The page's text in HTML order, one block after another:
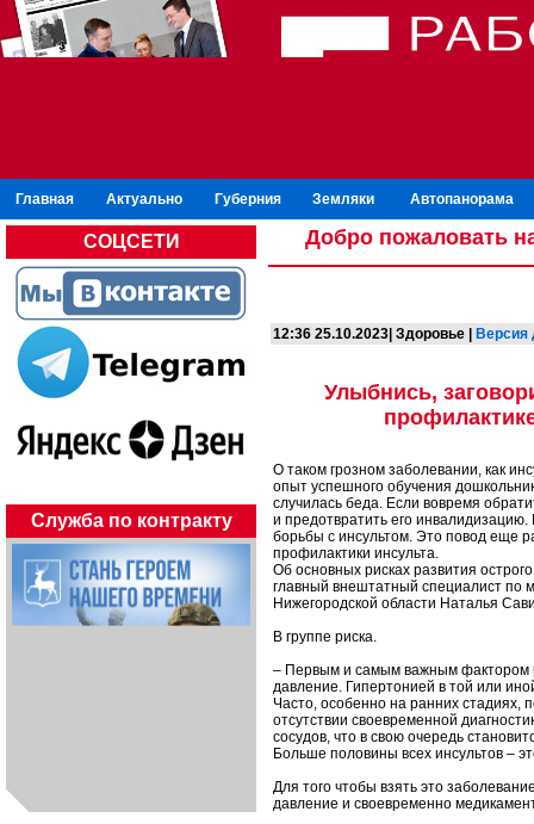
Главная Актуально Губерния Земляки Автопанорама
СОЦСЕТИ
Служба по контракту
Добро пожаловать
12:36 25.10.2023| Здоровье | Версия
Улыбнись,
О таком грозном заболевании, как
опыт успешного обучения
случилась беда. Если вовремя
и предотвратить его
борьбы с инсультом. Это повод еще
профилактики инсульта.
Об основных рисках развития
главный внештатный специалист по
Нижегородской области Наталья
В группе риска.
– Первым и самым важным фактором
давление. Гипертонией в той или
Часто, особенно на ранних стадиях,
отсутствии своевременной
сосудов, что в свою очередь
Больше половины всех инсультов –
Для того чтобы взять это
давление и своевременно